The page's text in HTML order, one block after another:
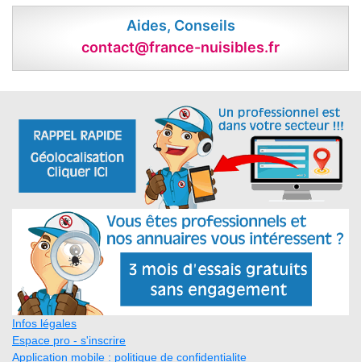
Aides, Conseils
contact@france-nuisibles.fr
Infos légales
Espace pro - s'inscrire
Application mobile : politique de confidentialite